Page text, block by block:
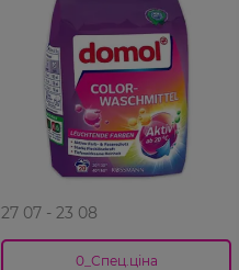
27 07 - 23 08
0_Спец.ціна